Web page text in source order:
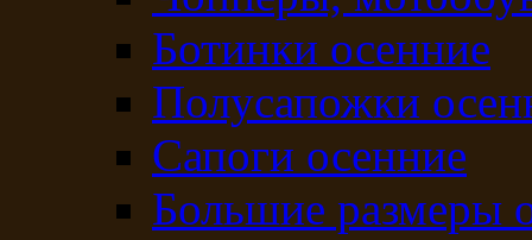
Ботинки осенние
Полусапожки
Сапоги осенние
Большие размеры